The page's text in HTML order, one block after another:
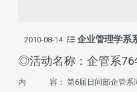
2010-08-14 企业管理学系
◎活动名称：企管系76
内 容： 第6届日间部企管系同